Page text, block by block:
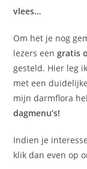
vlees…
Om het je nog
lezers eengratis
gesteld. Hier leg
met een
mijn darmflora
dagmenu’s!
Indien je
klik dan even op